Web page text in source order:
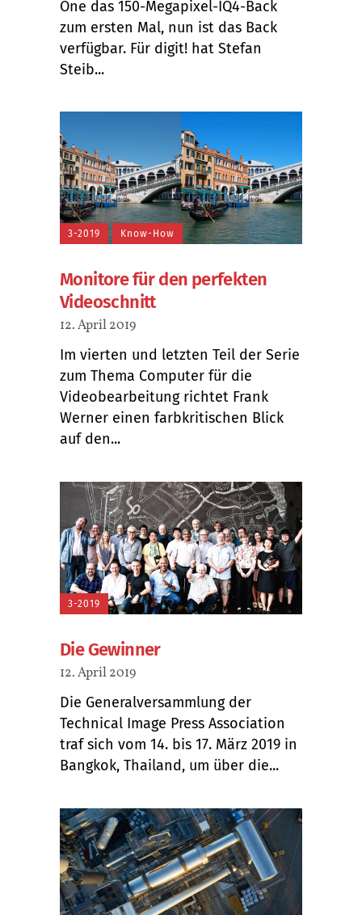
One das 150-Megapixel-IQ4-Back
zum ersten Mal, nun ist das Back
verfügbar. Für digit! hat Stefan
Steib...
3-2019 Know-How
Monitore für den perfekten
Videoschnitt
12. April 2019
Im vierten und letzten Teil der Serie
zum Thema Computer für die
Videobearbeitung richtet Frank
Werner einen farbkritischen Blick
auf den...
3-2019
Die Gewinner
12. April 2019
Die Generalversammlung der
Technical Image Press Association
traf sich vom 14. bis 17. März 2019 in
Bangkok, Thailand, um über die...